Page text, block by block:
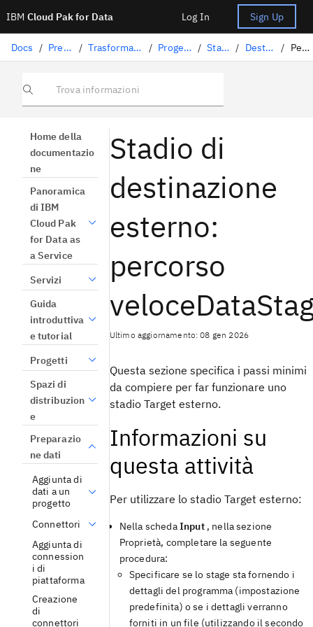
IBM Cloud Pak for Data Log In Sign Up
Docs / Preparazione dati / Trasformazione dei dati con DataStage / Progettazione dei flussi / Stage DataStage / Destinazione esterna / Percorso rapido
Trova informazioni
Home della
documentazio
ne
Panoramica
di IBM
Cloud Pak
for Data as
a Service
Servizi
Guida
introduttiva
e tutorial
Progetti
Spazi di
distribuzion
e
Preparazio
ne dati
Aggiunta di
dati a un
progetto
Connettori
Aggiunta di
connession
i di
piattaforma
Creazione
di
connettori
Stadio di
destinazione
esterno:
percorso
Ultimo aggiornamento: 08 gen 2026
Questa sezione specifica i passi minimi
da compiere per far funzionare uno
stadio Target esterno.
Informazioni su
questa attività
Per utilizzare lo stadio Target esterno:
Nella schedaInput, nella sezione
Proprietà, completare la seguente
procedura:
Specificare se lo stage sta fornendo i
dettagli del programma (impostazione
predefinita) o se i dettagli verranno
forniti in un file (utilizzando il secondo